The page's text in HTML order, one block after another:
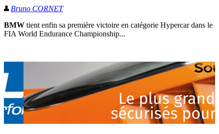
Bruno CORNET
BMW tient enfin sa première victoire en catégorie Hypercar dans le
FIA World Endurance Championship...